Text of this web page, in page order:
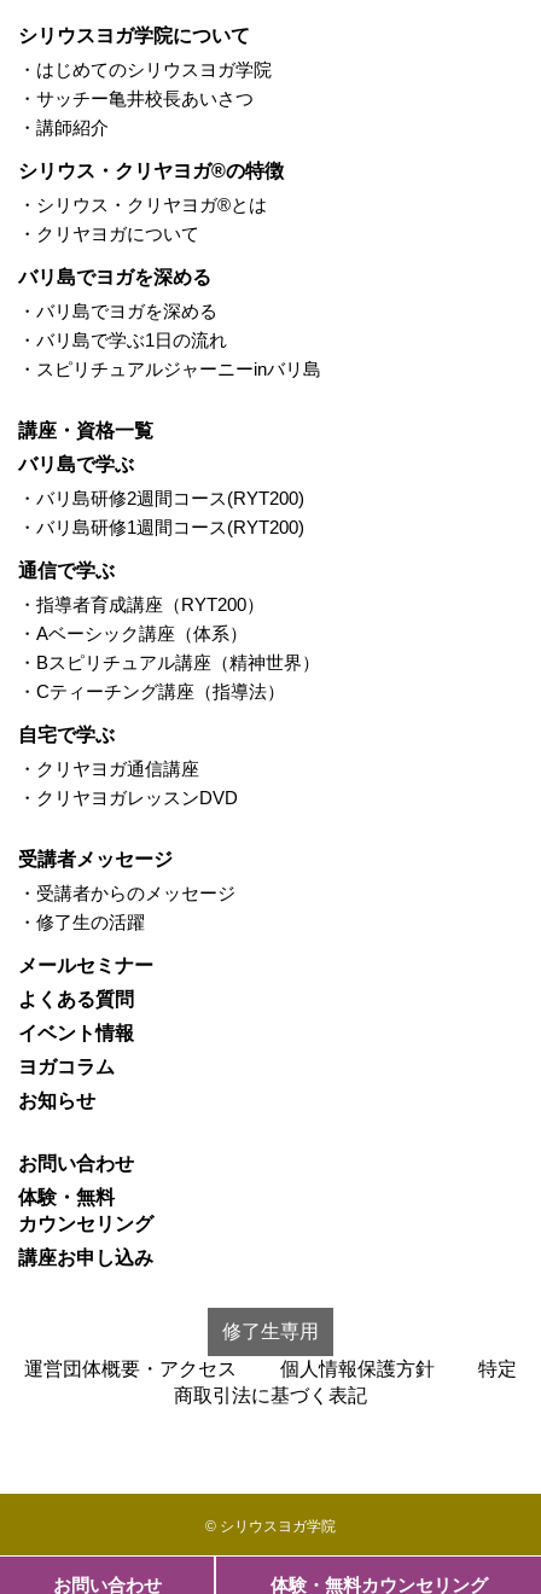
お問い合わせ 体験・無料カウンセリング
シリウスヨガ学院について
・はじめてのシリウスヨガ学院
・サッチー亀井校長あいさつ
・講師紹介
シリウス・クリヤヨガ®の特徴
・シリウス・クリヤヨガ®とは
・クリヤヨガについて
バリ島でヨガを深める
・バリ島でヨガを深める
・バリ島で学ぶ1日の流れ
・スピリチュアルジャーニーinバリ島
講座・資格一覧
バリ島で学ぶ
・バリ島研修2週間コース(RYT200)
・バリ島研修1週間コース(RYT200)
通信で学ぶ
・指導者育成講座（RYT200）
・Aベーシック講座（体系）
・Bスピリチュアル講座（精神世界）
・Cティーチング講座（指導法）
自宅で学ぶ
・クリヤヨガ通信講座
・クリヤヨガレッスンDVD
受講者メッセージ
・受講者からのメッセージ
・修了生の活躍
メールセミナー
よくある質問
イベント情報
ヨガコラム
お知らせ
お問い合わせ
体験・無料
カウンセリング
講座お申し込み
修了生専用
運営団体概要・アクセス
個人情報保護方針
特定
商取引法に基づく表記
© シリウスヨガ学院